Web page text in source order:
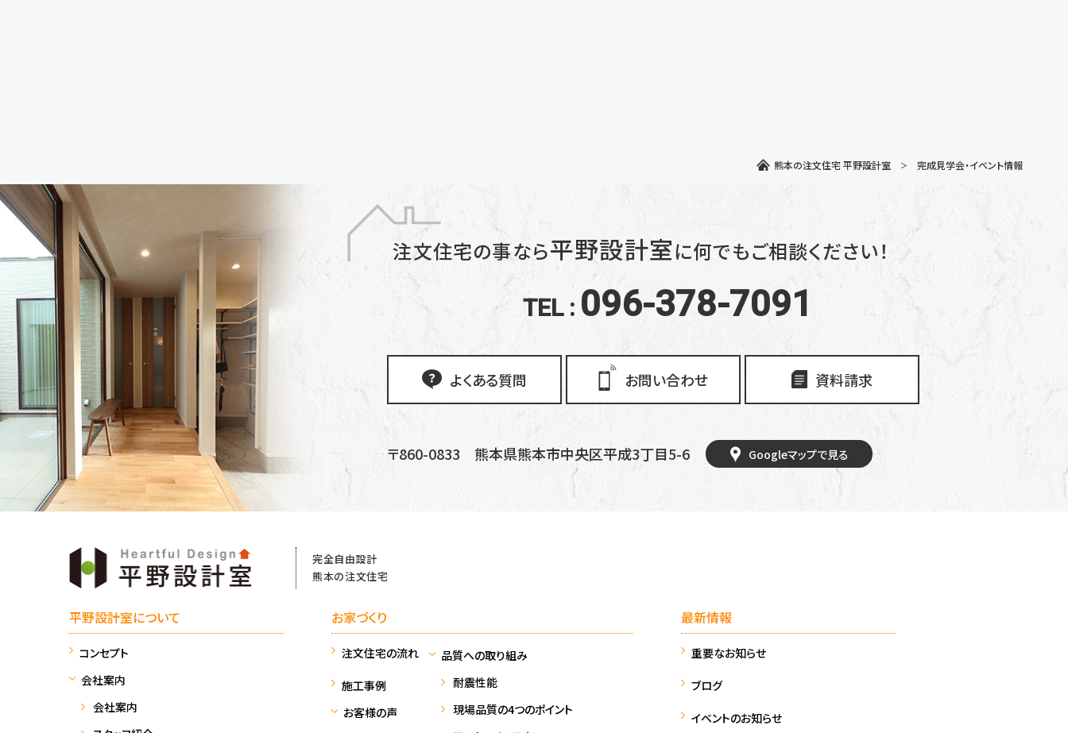
熊本の注文住宅 平野設計室 完成見学会・イベント情報
注文住宅の事なら平野設計室に何でもご相談ください！
TEL : 096-378-7091
よくある質問 お問い合わせ 資料請求
〒860-0833 熊本県熊本市中央区平成3丁目5-6 Googleマップで見る
完全自由設計
熊本の注文住宅
平野設計室について
コンセプト
会社案内
会社案内
お家づくり
注文住宅の流れ
施工事例
お客様の声
品質への取り組み
耐震性能
現場品質の4つのポイント
最新情報
重要なお知らせ
ブログ
イベントのお知らせ